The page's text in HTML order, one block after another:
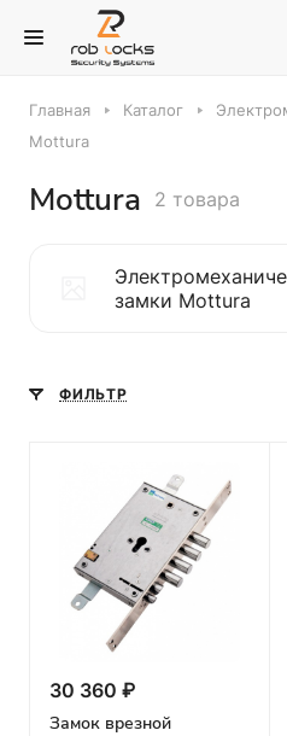
Главная Каталог
Mottura
Mottura 2 товара
замки Mottura
ФИЛЬТР
30 360 ₽
Замок врезной